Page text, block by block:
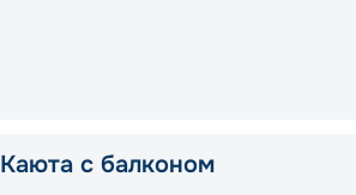
Каюта с балконом